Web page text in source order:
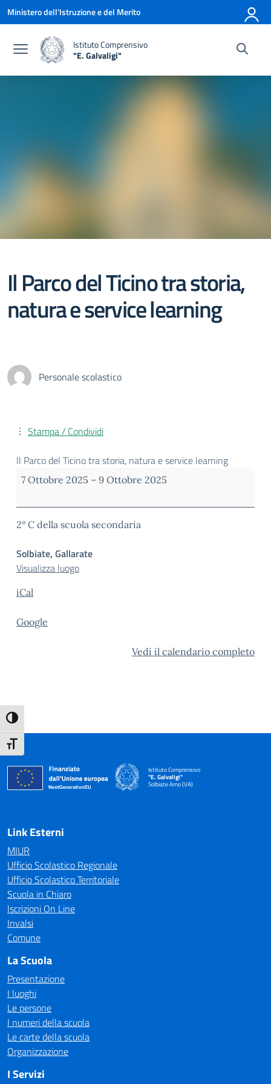
Attiva/disattiva alto contrasto
Attiva/disattiva dimensione testo
Vai ai contenuti
Vai al menu di navigazione
Vai al footer
Ministero dell'Istruzione e del Merito
Istituto Comprensivo
"E. Galvaligi"
— Visita la pagina iniziale della scuola
Il Parco del Ticino tra storia,
natura e service learning
Personale scolastico
Stampa / Condividi
Il Parco del Ticino tra storia, natura e service learning
7 Ottobre 2025 – 9 Ottobre 2025
2° C della scuola secondaria
Solbiate, Gallarate
Visualizza luogo
iCal
Google
Vedi il calendario completo
Istituto Comprensivo
"E. Galvaligi"
Solbiate Arno (VA)
— Visita la pagina iniziale della scuola
Link Esterni
MIUR
Ufficio Scolastico Regionale
Ufficio Scolastico Territoriale
Scuola in Chiaro
Iscrizioni On Line
Invalsi
Comune
La Scuola
Presentazione
I luoghi
Le persone
I numeri della scuola
Le carte della scuola
Organizzazione
I Servizi